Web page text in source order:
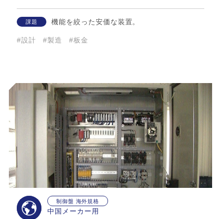
課題 機能を絞った安価な装置。
#設計 #製造 #板金
制御盤 海外規格
中国メーカー用